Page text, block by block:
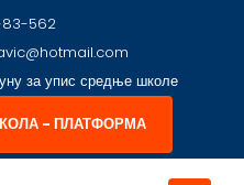
562
за упис средње школе
- ПЛАТФОРМА